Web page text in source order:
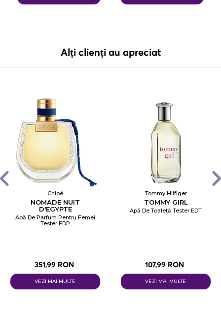
Alți clienți au apreciat
Chloé
NOMADE NUIT
D'EGYPTE
Apă De Parfum Pentru Femei
Tester EDP
351,99 RON
VEZI MAI MULTE
Tommy Hilfiger
TOMMY GIRL
Apă De Toaletă Tester EDT
107,99 RON
VEZI MAI MULTE